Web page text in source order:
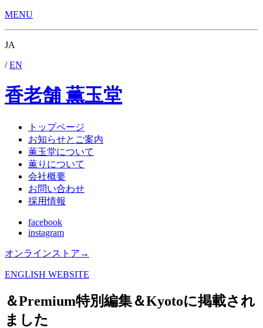
MENU
JA
/ EN
香老舗 薫玉堂
トップページ
お知らせとご案内
薫玉堂について
薫りについて
会社概要
お問い合わせ
採用情報
facebook
instagram
オンラインストア →
ENGLISH WEBSITE
＆Premium特別編集＆Kyotoに掲載され
ました